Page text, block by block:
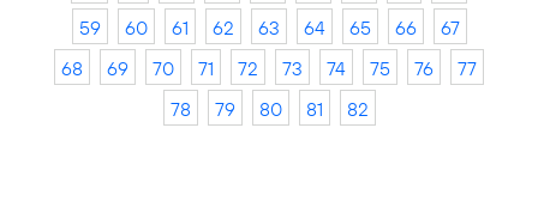
59
60 61 62 63 64 65 66
67
68
69 70 71 72 73 74 75 76
77
78
79 80 81 82